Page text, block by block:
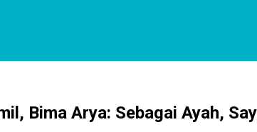
Bima Arya: Sebagai Ayah,